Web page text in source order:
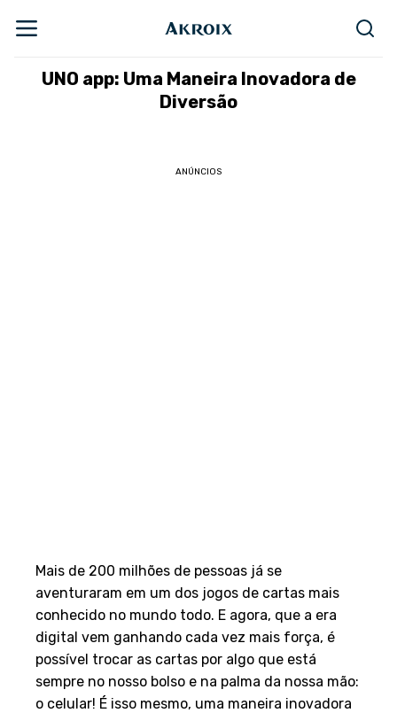
UNO app: Uma Maneira Inovadora de
Diversão
ANÚNCIOS
Mais de 200 milhões de pessoas já se
aventuraram em um dos jogos de cartas mais
conhecido no mundo todo. E agora, que a era
digital vem ganhando cada vez mais força, é
possível trocar as cartas por algo que está
sempre no nosso bolso e na palma da nossa mão:
o celular! É isso mesmo, uma maneira inovadora